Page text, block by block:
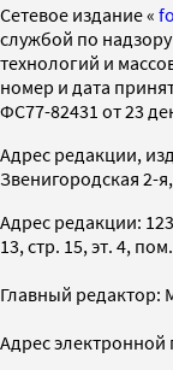
Cетевое издание «
службой по
технологий и
номер и дата
ФС77-82431 от 23
Адрес редакции,
Звенигородская 2-
Адрес редакции:
13, стр. 15, эт. 4,
Главный редактор:
Адрес